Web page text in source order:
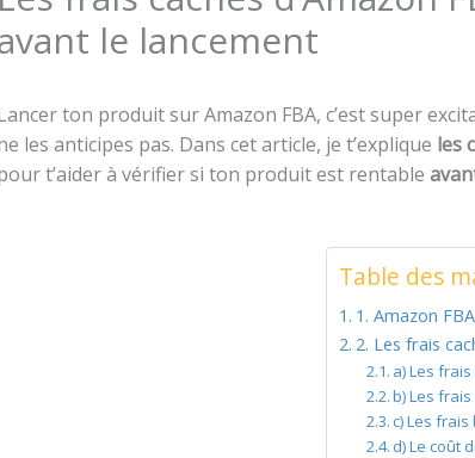
le lancement
ton produit sur Amazon FBA, c’est super
les anticipes pas. Dans cet article, je t’explique les
t’aider à vérifier si ton produit est rentable
Table des
1. Amazon
2. Les frais
a) Les
b) Les
c) Les
d) Le coût